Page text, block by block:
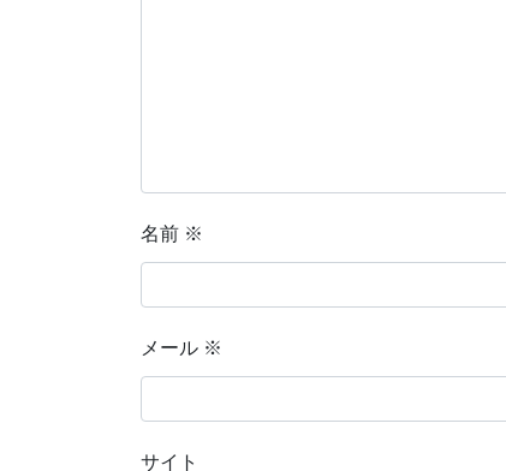
名前 ※
メール ※
サイト